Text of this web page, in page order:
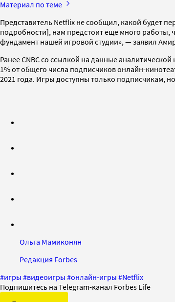
Материал по теме
Представитель Netflix не сообщил, какой будет
подробности], нам предстоит еще много работы,
фундамент нашей игровой студии», — заявил
Ранее CNBC со ссылкой на данные
1% от общего числа подписчиков онлайн-
2021 года. Игры доступны только подписчикам,
Ольга Мамиконян
Редакция Forbes
#игры #видеоигры #онлайн-игры #Netflix
Подпишитесь на Telegram-канал Forbes Life